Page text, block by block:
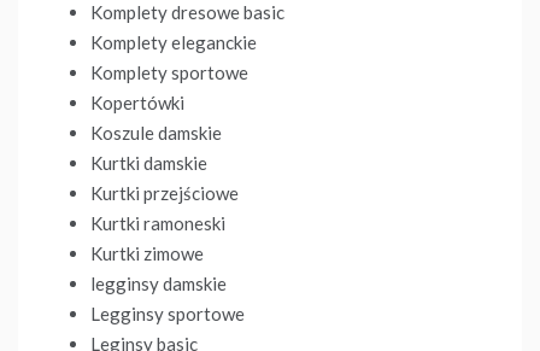
Komplety dresowe basic
Komplety eleganckie
Komplety sportowe
Kopertówki
Koszule damskie
Kurtki damskie
Kurtki przejściowe
Kurtki ramoneski
Kurtki zimowe
legginsy damskie
Legginsy sportowe
Leginsy basic